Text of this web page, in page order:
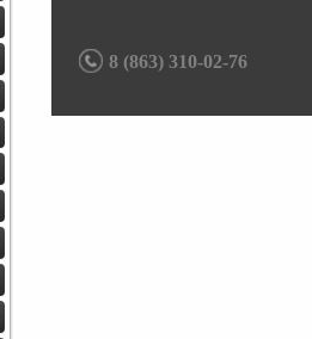
8 (863) 310-02-76